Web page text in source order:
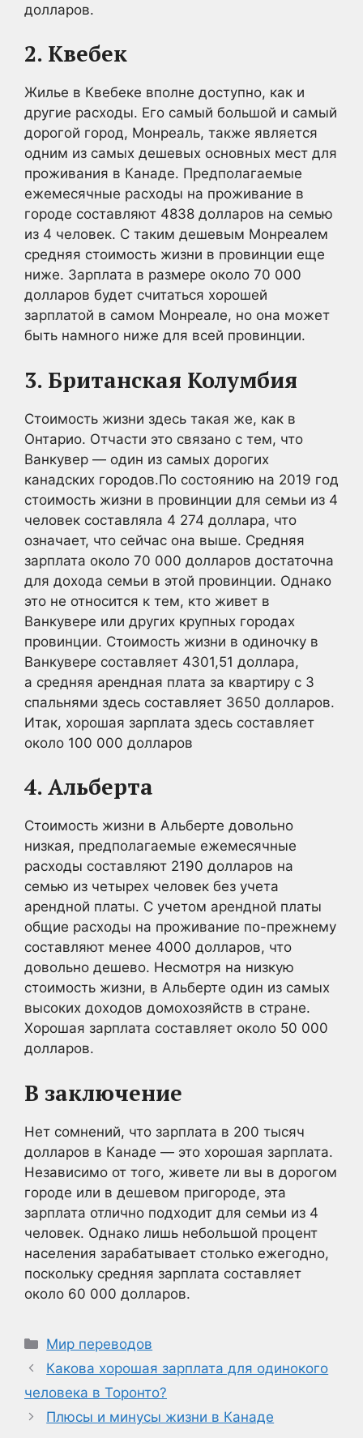
долларов.
2. Квебек
Жилье в Квебеке вполне доступно, как и
другие расходы. Его самый большой и самый
дорогой город, Монреаль, также является
одним из самых дешевых основных мест для
проживания в Канаде. Предполагаемые
ежемесячные расходы на проживание в
городе составляют 4838 долларов на семью
из 4 человек. С таким дешевым Монреалем
средняя стоимость жизни в провинции еще
ниже. Зарплата в размере около 70 000
долларов будет считаться хорошей
зарплатой в самом Монреале, но она может
быть намного ниже для всей провинции.
3. Британская Колумбия
Стоимость жизни здесь такая же, как в
Онтарио. Отчасти это связано с тем, что
Ванкувер — один из самых дорогих
канадских городов.По состоянию на 2019 год
стоимость жизни в провинции для семьи из 4
человек составляла 4 274 доллара, что
означает, что сейчас она выше. Средняя
зарплата около 70 000 долларов достаточна
для дохода семьи в этой провинции. Однако
это не относится к тем, кто живет в
Ванкувере или других крупных городах
провинции. Стоимость жизни в одиночку в
Ванкувере составляет 4301,51 доллара,
а средняя арендная плата за квартиру с 3
спальнями здесь составляет 3650 долларов.
Итак, хорошая зарплата здесь составляет
около 100 000 долларов
4. Альберта
Стоимость жизни в Альберте довольно
низкая, предполагаемые ежемесячные
расходы составляют 2190 долларов на
семью из четырех человек без учета
арендной платы. С учетом арендной платы
общие расходы на проживание по-прежнему
составляют менее 4000 долларов, что
довольно дешево. Несмотря на низкую
стоимость жизни, в Альберте один из самых
высоких доходов домохозяйств в стране.
Хорошая зарплата составляет около 50 000
долларов.
В заключение
Нет сомнений, что зарплата в 200 тысяч
долларов в Канаде — это хорошая зарплата.
Независимо от того, живете ли вы в дорогом
городе или в дешевом пригороде, эта
зарплата отлично подходит для семьи из 4
человек. Однако лишь небольшой процент
населения зарабатывает столько ежегодно,
поскольку средняя зарплата составляет
около 60 000 долларов.
Рубрики
Мир переводов
Какова хорошая зарплата для одинокого
человека в Торонто?
Плюсы и минусы жизни в Канаде